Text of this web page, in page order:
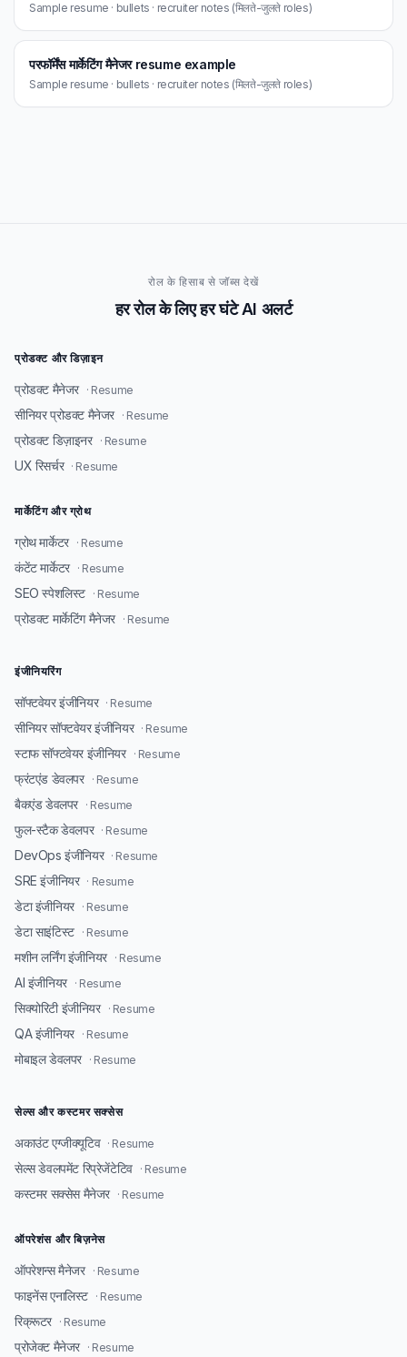
Sample resume · bullets · recruiter notes (मिलते-जुलते roles)
परफॉर्मेंस मार्केटिंग मैनेजर resume example
Sample resume · bullets · recruiter notes (मिलते-जुलते roles)
रोल के हिसाब से जॉब्स देखें
हर रोल के लिए हर घंटे AI अलर्ट
प्रोडक्ट और डिज़ाइन
प्रोडक्ट मैनेजर · Resume
सीनियर प्रोडक्ट मैनेजर · Resume
प्रोडक्ट डिज़ाइनर · Resume
UX रिसर्चर · Resume
मार्केटिंग और ग्रोथ
ग्रोथ मार्केटर · Resume
कंटेंट मार्केटर · Resume
SEO स्पेशलिस्ट · Resume
प्रोडक्ट मार्केटिंग मैनेजर · Resume
इंजीनियरिंग
सॉफ्टवेयर इंजीनियर · Resume
सीनियर सॉफ्टवेयर इंजीनियर · Resume
स्टाफ सॉफ्टवेयर इंजीनियर · Resume
फ्रंटएंड डेवलपर · Resume
बैकएंड डेवलपर · Resume
फुल-स्टैक डेवलपर · Resume
DevOps इंजीनियर · Resume
SRE इंजीनियर · Resume
डेटा इंजीनियर · Resume
डेटा साइंटिस्ट · Resume
मशीन लर्निंग इंजीनियर · Resume
AI इंजीनियर · Resume
सिक्योरिटी इंजीनियर · Resume
QA इंजीनियर · Resume
मोबाइल डेवलपर · Resume
सेल्स और कस्टमर सक्सेस
अकाउंट एग्जीक्यूटिव · Resume
सेल्स डेवलपमेंट रिप्रेजेंटेटिव · Resume
कस्टमर सक्सेस मैनेजर · Resume
ऑपरेशंस और बिज़नेस
ऑपरेशन्स मैनेजर · Resume
फाइनेंस एनालिस्ट · Resume
रिक्रूटर · Resume
प्रोजेक्ट मैनेजर · Resume